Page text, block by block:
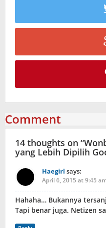
Comment
14 thoughts on “
yang Lebih Dipilih
Haegirl says:
April 6, 2015 at 9:45
Hahaha… Bukannya
Tapi benar juga. Netizen